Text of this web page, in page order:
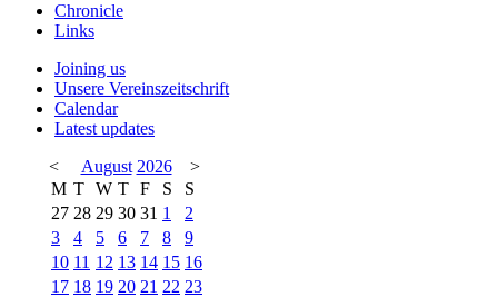
Chronicle
Links
Joining us
Unsere Vereinszeitschrift
Calendar
Latest updates
<
August 2026
>
M T W T F S
S
27 28 29 30 31 1
2
3
4 5 6 7 8
9
10 11 12 13 14 15 16
17 18 19 20 21 22 23